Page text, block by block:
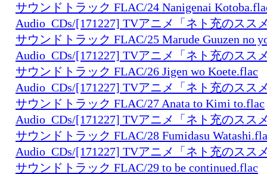
サウンドトラック FLAC/24 Nanigenai
Audio_CDs/[171227] TVアニメ「ネト充のスス
サウンドトラック FLAC/25 Marude Guuzen no
Audio_CDs/[171227] TVアニメ「ネト充のスス
サウンドトラック FLAC/26 Jigen wo Koete.flac
Audio_CDs/[171227] TVアニメ「ネト充のスス
サウンドトラック FLAC/27 Anata to Kimi to.flac
Audio_CDs/[171227] TVアニメ「ネト充のスス
サウンドトラック FLAC/28 Fumidasu
Audio_CDs/[171227] TVアニメ「ネト充のスス
サウンドトラック FLAC/29 to be continued.flac